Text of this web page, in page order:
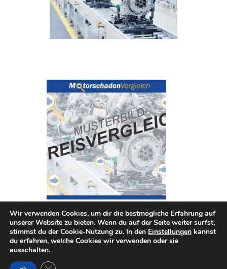
W10 B16 A für MINI MINI
Wir verwenden Cookies, um dir die bestmögliche Erfahrung auf
unserer Website zu bieten. Wenn du auf der Seite weiter surfst,
stimmst du der Cookie-Nutzung zu. In den Einstellungen kannst
du erfahren, welche Cookies wir verwenden oder sie
ausschalten.
GDPR Cookie-Banner schließen